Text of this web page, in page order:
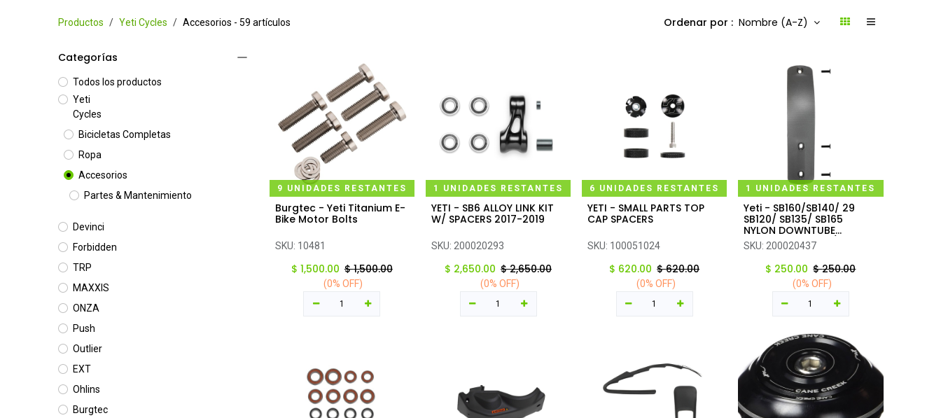
Productos Yeti Cycles Accesorios - 59 artículos Ordenar por : Nombre (A-Z)
Categorías
Todos los productos
Yeti
Cycles
Bicicletas Completas
Ropa
Accesorios
Partes & Mantenimiento
Devinci
Forbidden
TRP
MAXXIS
ONZA
Push
Outlier
EXT
Ohlins
Burgtec
9 UNIDADES RESTANTES
Agregar al carrito
Burgtec - Yeti Titanium E-
Bike Motor Bolts
SKU: 10481
$ 1,500.00 $1,500.00
(0% OFF)
1 UNIDADES RESTANTES
Agregar al carrito
YETI - SB6 ALLOY LINK KIT
W/ SPACERS 2017-2019
SKU: 200020293
$ 2,650.00 $2,650.00
(0% OFF)
6 UNIDADES RESTANTES
Agregar al carrito
YETI - SMALL PARTS TOP
CAP SPACERS
SKU: 100051024
$ 620.00 $620.00
(0% OFF)
1 UNIDADES RESTANTES
Agregar al carrito
Yeti - SB160/SB140/ 29
SB120/ SB135/ SB165
NYLON DOWNTUBE
PROTECTOR 2023/Current
SKU: 200020437
$ 250.00 $250.00
(0% OFF)